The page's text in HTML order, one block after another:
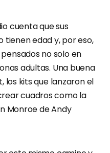
cuenta que sus
tienen edad y, por eso,
no solo en
adultas. Una buena
los kits que lanzaron el
cuadros como la
Monroe de Andy